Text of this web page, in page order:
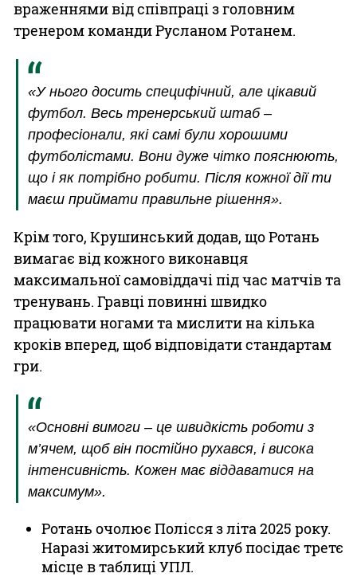
враженнями від співпраці з головним
тренером команди Русланом Ротанем.
«У нього досить специфічний, але цікавий
футбол. Весь тренерський штаб –
професіонали, які самі були хорошими
футболістами. Вони дуже чітко пояснюють,
що і як потрібно робити. Після кожної дії ти
маєш приймати правильне рішення».
Крім того, Крушинський додав, що Ротань
вимагає від кожного виконавця
максимальної самовіддачі під час матчів та
тренувань. Гравці повинні швидко
працювати ногами та мислити на кілька
кроків вперед, щоб відповідати стандартам
гри.
«Основні вимоги – це швидкість роботи з
м’ячем, щоб він постійно рухався, і висока
інтенсивність. Кожен має віддаватися на
максимум».
Ротань очолює Полісся з літа 2025 року.
Наразі житомирський клуб посідає третє
місце в таблиці УПЛ.